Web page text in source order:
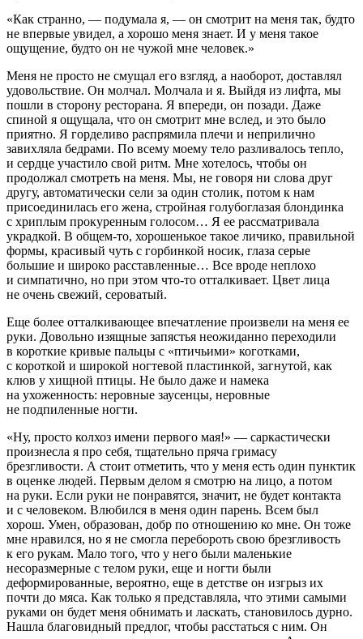
«Как странно, — подумала я, — он смотрит на меня так, будто
не впервые увидел, а хорошо меня знает. И у меня такое
ощущение, будто он не чужой мне человек.»
Меня не просто не смущал его взгляд, а наоборот, доставлял
удовольствие. Он молчал. Молчала и я. Выйдя из лифта, мы
пошли в сторону ресторана. Я впереди, он позади. Даже
спиной я ощущала, что он смотрит мне вслед, и это было
приятно. Я горделиво распрямила плечи и неприлично
завихляла бедрами. По всему моему тело разливалось тепло,
и сердце участило свой ритм. Мне хотелось, чтобы он
продолжал смотреть на меня. Мы, не говоря ни слова друг
другу, автоматически сели за один столик, потом к нам
присоединилась его жена, стройная голубоглазая блондинка
с хриплым прокуренным голосом… Я ее рассматривала
украдкой. В общем-то, хорошенькое такое личико, правильной
формы, красивый чуть с горбинкой носик, глаза серые
большие и широко расставленные… Все вроде неплохо
и симпатично, но при этом что-то отталкивает. Цвет лица
не очень свежий, сероватый.
Еще более отталкивающее впечатление произвели на меня ее
руки. Довольно изящные запястья неожиданно переходили
в короткие кривые пальцы с «птичьими» коготками,
с короткой и широкой ногтевой пластинкой, загнутой, как
клюв у хищной птицы. Не было даже и намека
на ухоженность: неровные заусенцы, неровные
не подпиленные ногти.
«Ну, просто колхоз имени первого мая!» — саркастически
произнесла я про себя, тщательно пряча гримасу
брезгливости. А стоит отметить, что у меня есть один пунктик
в оценке людей. Первым делом я смотрю на лицо, а потом
на руки. Если руки не понравятся, значит, не будет контакта
и с человеком. Влюбился в меня один парень. Всем был
хорош. Умен, образован, добр по отношению ко мне. Он тоже
мне нравился, но я не смогла перебороть свою брезгливость
к его рукам. Мало того, что у него были маленькие
несоразмерные с телом руки, еще и ногти были
деформированные, вероятно, еще в детстве он изгрыз их
почти до мяса. Как только я представляла, что этими самыми
руками он будет меня обнимать и ласкать, становилось дурно.
Нашла благовидный предлог, чтобы расстаться с ним. Он